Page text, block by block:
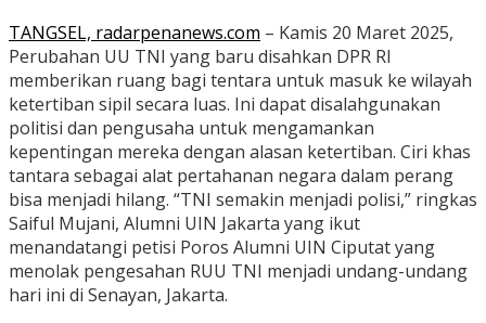
TANGSEL, radarpenanews.com – Kamis 20 Maret 2025,
Perubahan UU TNI yang baru disahkan DPR RI
memberikan ruang bagi tentara untuk masuk ke wilayah
ketertiban sipil secara luas. Ini dapat disalahgunakan
politisi dan pengusaha untuk mengamankan
kepentingan mereka dengan alasan ketertiban. Ciri khas
tantara sebagai alat pertahanan negara dalam perang
bisa menjadi hilang. “TNI semakin menjadi polisi,” ringkas
Saiful Mujani, Alumni UIN Jakarta yang ikut
menandatangi petisi Poros Alumni UIN Ciputat yang
menolak pengesahan RUU TNI menjadi undang-undang
hari ini di Senayan, Jakarta.